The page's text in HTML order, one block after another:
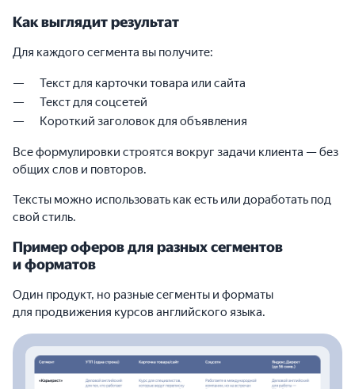
Как выглядит результат
Для каждого сегмента вы получите:
Текст для карточки товара или сайта
Текст для соцсетей
Короткий заголовок для объявления
Все формулировки строятся вокруг задачи клиента — без
общих слов и повторов.
Тексты можно использовать как есть или доработать под
свой стиль.
Пример оферов для разных сегментов
и форматов
Один продукт, но разные сегменты и форматы
для продвижения курсов английского языка.